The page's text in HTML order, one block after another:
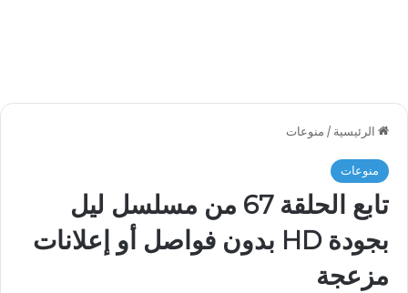
الرئيسية / منوعات
منوعات
تابع الحلقة 67 من مسلسل ليل
بجودة HD بدون فواصل أو إعلانات
مزعجة